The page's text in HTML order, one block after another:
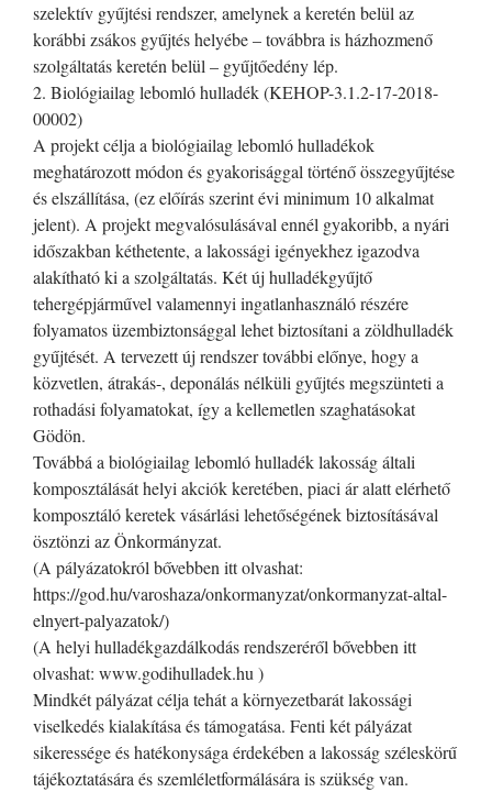
szelektív gyűjtési rendszer, amelynek a keretén belül az
korábbi zsákos gyűjtés helyébe – továbbra is házhozmenő
szolgáltatás keretén belül – gyűjtőedény lép.
2. Biológiailag lebomló hulladék (KEHOP-3.1.2-17-2018-
00002)
A projekt célja a biológiailag lebomló hulladékok
meghatározott módon és gyakorisággal történő összegyűjtése
és elszállítása, (ez előírás szerint évi minimum 10 alkalmat
jelent). A projekt megvalósulásával ennél gyakoribb, a nyári
időszakban kéthetente, a lakossági igényekhez igazodva
alakítható ki a szolgáltatás. Két új hulladékgyűjtő
tehergépjárművel valamennyi ingatlanhasználó részére
folyamatos üzembiztonsággal lehet biztosítani a zöldhulladék
gyűjtését. A tervezett új rendszer további előnye, hogy a
közvetlen, átrakás-, deponálás nélküli gyűjtés megszünteti a
rothadási folyamatokat, így a kellemetlen szaghatásokat
Gödön.
Továbbá a biológiailag lebomló hulladék lakosság általi
komposztálását helyi akciók keretében, piaci ár alatt elérhető
komposztáló keretek vásárlási lehetőségének biztosításával
ösztönzi az Önkormányzat.
(A pályázatokról bővebben itt olvashat:
https://god.hu/varoshaza/onkormanyzat/onkormanyzat-altal-
elnyert-palyazatok/)
(A helyi hulladékgazdálkodás rendszeréről bővebben itt
olvashat: www.godihulladek.hu )
Mindkét pályázat célja tehát a környezetbarát lakossági
viselkedés kialakítása és támogatása. Fenti két pályázat
sikeressége és hatékonysága érdekében a lakosság széleskörű
tájékoztatására és szemléletformálására is szükség van.